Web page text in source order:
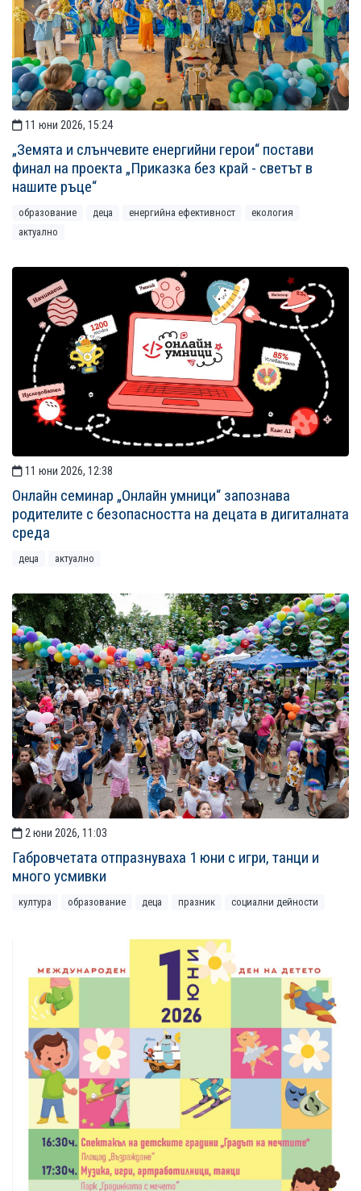
11 юни 2026, 15:24
„Земята и слънчевите енергийни герои“ постави
финал на проекта „Приказка без край - светът в
нашите ръце“
образование деца енергийна ефективност
екология
актуално
11 юни 2026, 12:38
Онлайн семинар „Онлайн умници“ запознава
родителите с безопасността на децата в дигиталната
среда
деца актуално
2 юни 2026, 11:03
Габровчетата отпразнуваха 1 юни с игри, танци и
много усмивки
култура образование деца празник социални дейности